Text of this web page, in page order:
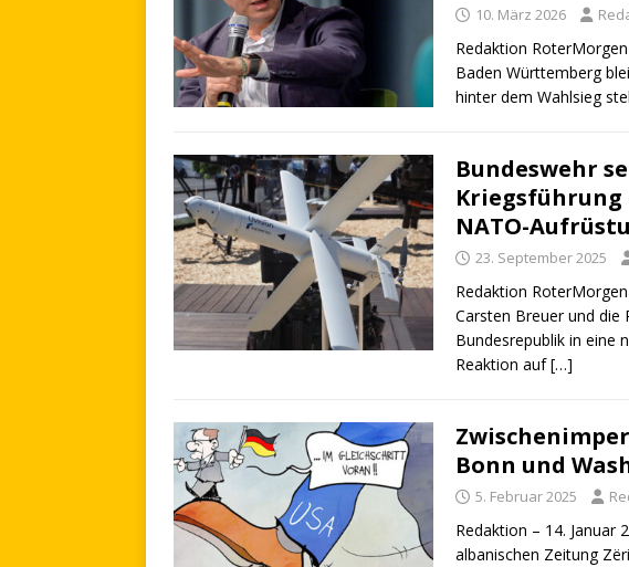
10. März 2026
Redaktion
Baden Württemberg
hinter dem Wahlsieg
Bundeswehr
Kriegsführung
NATO-
23. September 2025
Redaktion
Carsten Breuer und die
Bundesrepublik in eine
Reaktion auf[…]
Bonn und
5. Februar 2025
Redaktion – 14. Januar
albanischen Zeitung